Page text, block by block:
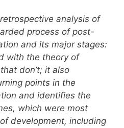
analysis of
process of post-
and its major stages:
with the theory of
don’t; it also
points in the
and identifies the
which were most
development, including